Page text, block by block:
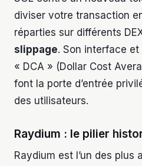
diviser votre transaction
réparties sur différents
slippage. Son interface
« DCA » (Dollar Cost
font la porte d’entrée
des utilisateurs.
Raydium : le pilier
Raydium est l’un des plus